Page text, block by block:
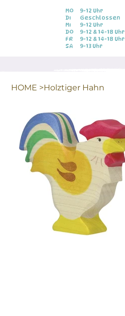
MO
DI
MI
DO
FR
SA
9-12 Uhr
Geschlossen
9-12 Uhr
9-12 & 14-18 Uhr
9-12 & 14-18 Uhr
9-13 Uhr
HOME >Holztiger Hahn